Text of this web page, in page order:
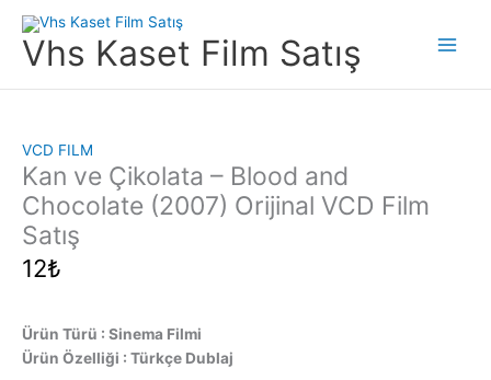
atlaVhs Kaset Film Satış
VCD FILM
Kan ve Çikolata – Blood and
Chocolate (2007) Orijinal VCD Film
Satış
12₺
Ürün Türü : Sinema Filmi
Ürün Özelliği : Türkçe Dublaj